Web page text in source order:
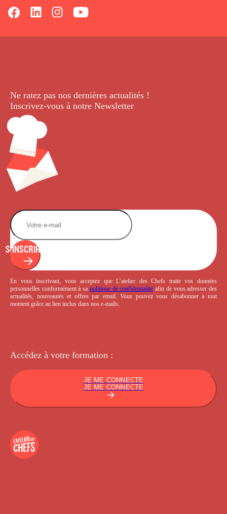
Ne ratez pas nos dernières actualités !
Inscrivez-vous à notre Newsletter.
S'INSCRIRE
En vous inscrivant, vous acceptez que L’atelier des Chefs traite vos données
personnelles conformément à sa politique de confidentialité afin de vous adresser des
actualités, nouveautés et offres par email. Vous pouvez vous désabonner à tout
moment grâce au lien inclus dans nos e-mails.
Accédez à votre formation :
JE ME CONNECTE
JE ME CONNECTE